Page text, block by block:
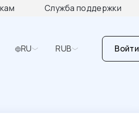
Служба поддержки
RU RUB Войти